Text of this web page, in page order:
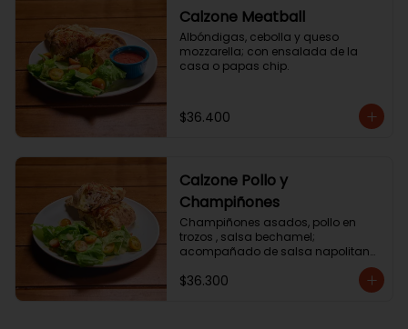
Calzone Meatball
Albóndigas, cebolla y queso
mozzarella; con ensalada de la
casa o papas chip.
$36.400
Calzone Pollo y
Champiñones
Champiñones asados, pollo en
trozos , salsa bechamel;
acompañado de salsa napolitana
chip.
$36.300